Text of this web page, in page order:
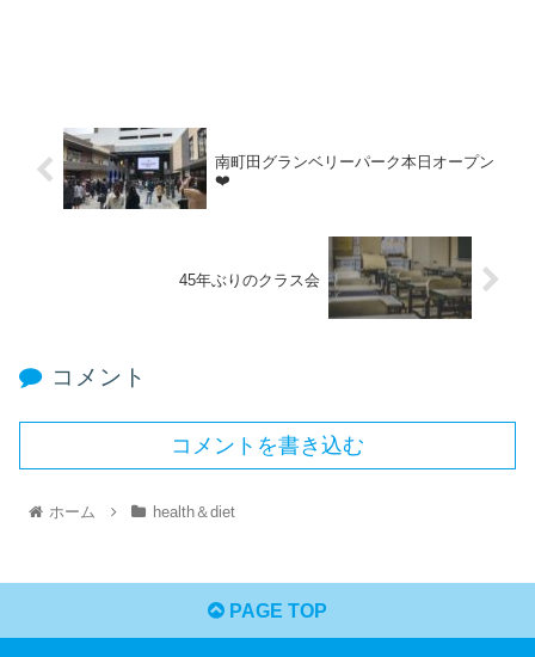
南町田グランベリーパーク本日オープン
❤️
45年ぶりのクラス会
コメント
コメントを書き込む
ホーム health＆diet
PAGE TOP